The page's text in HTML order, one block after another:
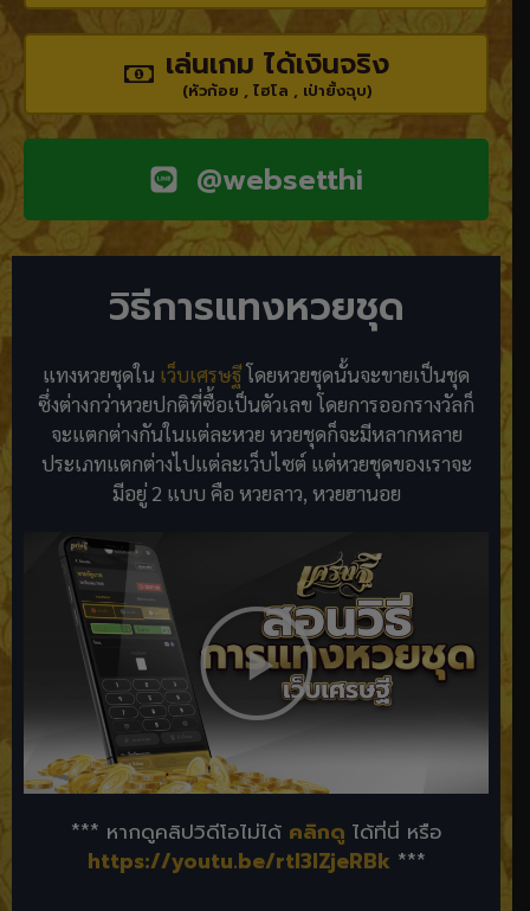
เล่นเกม ได้เงินจริง
(หัวก้อย , ไฮโล , เป่ายิ้งฉุบ)
@websetthi
วิธีการแทงหวยชุด
แทงหวยชุดใน เว็บเศรษฐีโดยหวยชุดนั้นจะขายเป็นชุด​
ซึ่งต่างกว่าหวยปกติที่ซื้อเป็นตัวเลข โดยการออกรางวัลก็
จะแตกต่างกันในแต่ละหวย หวยชุดก็จะมีหลากหลาย
ประเภทแตกต่างไปแต่ละเว็บไซต์ แต่หวยชุดของเราจะ
มีอยู่ 2 แบบ คือ หวยลาว, หวยฮานอย
*** หากดูคลิปวิดีโอไม่ได้ คลิกดู ได้ที่นี่ หรือ
https://youtu.be/rtl3lZjeRBk ***